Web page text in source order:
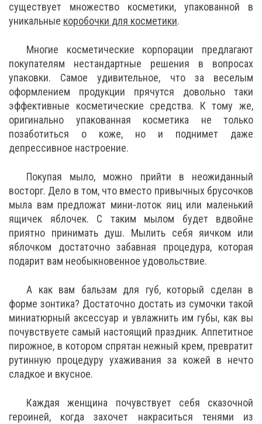
существует множество косметики, упакованной в
уникальные коробочки для косметики.
Многие косметические корпорации предлагают
покупателям нестандартные решения в вопросах
упаковки. Самое удивительное, что за веселым
оформлением продукции прячутся довольно таки
эффективные косметические средства. К тому же,
оригинально упакованная косметика не только
позаботиться о коже, но и поднимет даже
депрессивное настроение.
Покупая мыло, можно прийти в неожиданный
восторг. Дело в том, что вместо привычных брусочков
мыла вам предложат мини-лоток яиц или маленький
ящичек яблочек. С таким мылом будет вдвойне
приятно принимать душ. Мылить себя яичком или
яблочком достаточно забавная процедура, которая
подарит вам необыкновенное удовольствие.
А как вам бальзам для губ, который сделан в
форме зонтика? Достаточно достать из сумочки такой
миниатюрный аксессуар и увлажнить им губы, как вы
почувствуете самый настоящий праздник. Аппетитное
пирожное, в котором спрятан нежный крем, превратит
рутинную процедуру ухаживания за кожей в нечто
сладкое и вкусное.
Каждая женщина почувствует себя сказочной
героиней, когда захочет накраситься тенями из